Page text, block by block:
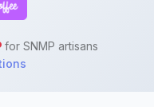
for SNMP artisans